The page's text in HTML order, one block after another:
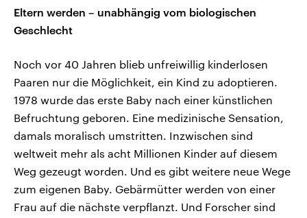
Eltern werden – unabhängig vom biologischen
Geschlecht
Noch vor 40 Jahren blieb unfreiwillig kinderlosen
Paaren nur die Möglichkeit, ein Kind zu adoptieren.
1978 wurde das erste Baby nach einer künstlichen
Befruchtung geboren. Eine medizinische Sensation,
damals moralisch umstritten. Inzwischen sind
weltweit mehr als acht Millionen Kinder auf diesem
Weg gezeugt worden. Und es gibt weitere neue Wege
zum eigenen Baby. Gebärmütter werden von einer
Frau auf die nächste verpflanzt. Und Forscher sind